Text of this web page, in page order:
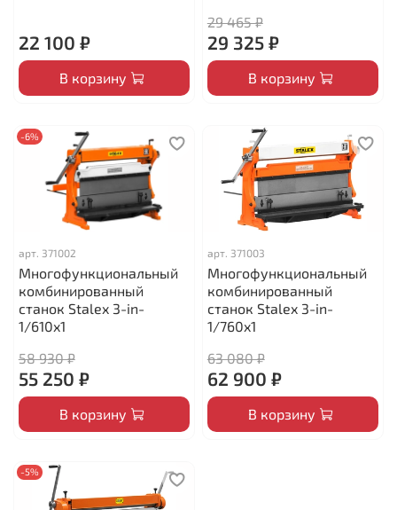
22 100 ₽
В корзину
29 465 ₽
29 325 ₽
В корзину
-6%
арт. 371002
Многофункциональный
комбинированный
станок Stalex 3-in-
1/610x1
58 930 ₽
55 250 ₽
В корзину
арт. 371003
Многофункциональный
комбинированный
станок Stalex 3-in-
1/760x1
63 080 ₽
62 900 ₽
В корзину
-5%